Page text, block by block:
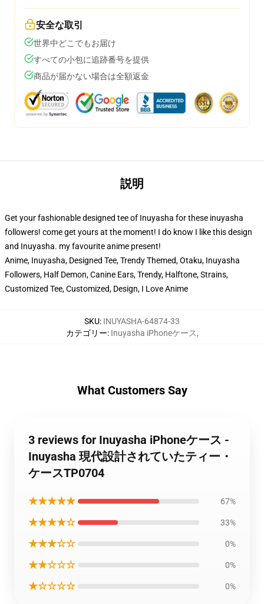
安全な取引
世界中どこでもお届け
すべての小包に追跡番号を提供
商品が届かない場合は全額返金
説明
Get your fashionable designed tee of Inuyasha for these inuyasha
followers! come get yours at the moment! I do know I like this design
and Inuyasha. my favourite anime present!
Anime, Inuyasha, Designed Tee, Trendy Themed, Otaku, Inuyasha
Followers, Half Demon, Canine Ears, Trendy, Halftone, Strains,
Customized Tee, Customized, Design, I Love Anime
SKU: INUYASHA-64874-33
カテゴリー: Inuyasha iPhoneケース,
What Customers Say
3 reviews for Inuyasha iPhoneケース -
Inuyasha 現代設計されていたティー・
ケースTP0704
★★★★★ 67%
★★★★☆ 33%
★★★☆☆ 0%
★★☆☆☆ 0%
★☆☆☆☆ 0%